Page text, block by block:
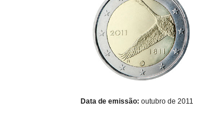
Data de emissão: outubro de 2011